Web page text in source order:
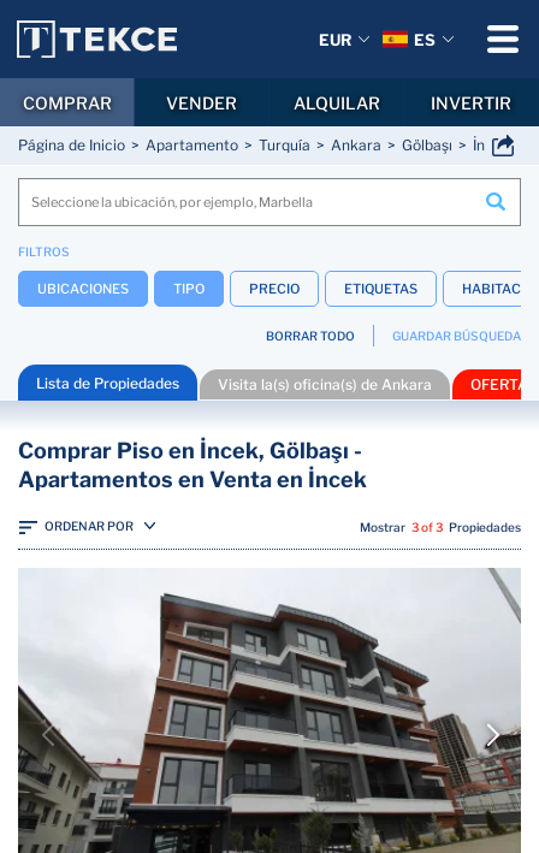
Página de Inicio Apartamento Turquía Ankara Gölbaşı İncek
FILTROS
UBICACIONES TIPO PRECIO ETIQUETAS
BORRAR TODO GUARDAR BÚSQUEDA
Lista de Propiedades Visita la(s) oficina(s) de Ankara OFERTAS
Comprar Piso en İncek, Gölbaşı -
Apartamentos en Venta en İncek
ORDENAR POR Mostrar 3 of 3 Propiedades
EUR ES
COMPRAR VENDER ALQUILAR INVERTIR